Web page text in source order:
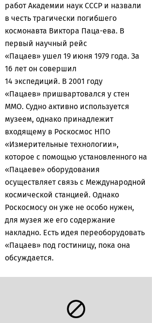
работ Академии наук СССР и назвали
в честь трагически погибшего
космонавта Виктора Паца-ева. В
первый научный рейс
«Пацаев» ушел 19 июня 1979 года. За
16 лет он совершил
14 экспедиций. В 2001 году
«Пацаев» пришвартовался у стен
ММО. Судно активно используется
музеем, однако принадлежит
входящему в Роскосмос НПО
«Измерительные технологии»,
которое с помощью установленного на
«Пацаеве» оборудования
осуществляет связь с Международной
космической станцией. Однако
Роскосмосу он уже не особо нужен,
для музея же его содержание
накладно. Есть идея переоборудовать
«Пацаев» под гостиницу, пока она
обсуждается.